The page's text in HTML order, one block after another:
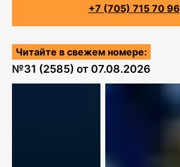
+7 (705) 715 70 96
Читайте в свежем номере:
№31 (2585) от 07.08.2026